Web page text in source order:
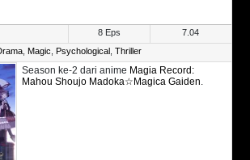
8 Eps
7.04
Magic Psychological Thriller
Season ke-2 dari anime Magia Record:
Mahou Shoujo Madoka☆Magica Gaiden.